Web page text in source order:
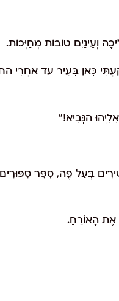
וְעֵינַיִם טוֹבוֹת מְחַיְּכוֹת.
כָּאן בָּעִיר עַד אַחֲרֵי
הַנָּבִיא!"
בְּעַל פֶּה, סִפֵּר
אֶת הָאוֹרֵחַ.